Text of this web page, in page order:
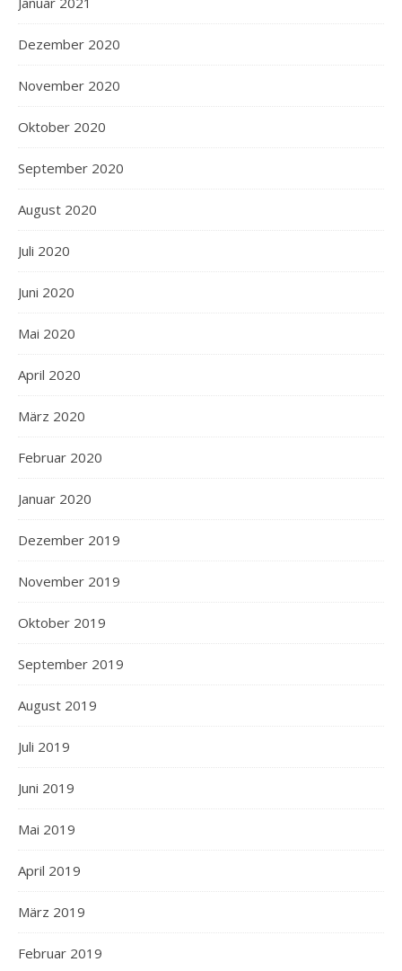
Dezember 2020
November 2020
Oktober 2020
September 2020
August 2020
Juli 2020
Juni 2020
Mai 2020
April 2020
März 2020
Februar 2020
Januar 2020
Dezember 2019
November 2019
Oktober 2019
September 2019
August 2019
Juli 2019
Juni 2019
Mai 2019
April 2019
März 2019
Februar 2019